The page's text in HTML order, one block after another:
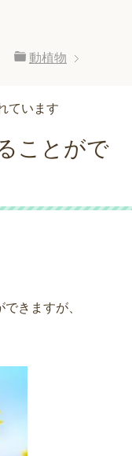
動植物
ています
ことがで
きますが、